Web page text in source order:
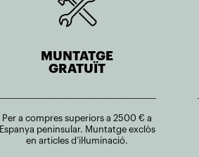
MUNTATGE
GRATUÏT
Per a compres superiors a 2500 € a
Espanya peninsular. Muntatge exclòs
en articles d’il·luminació.